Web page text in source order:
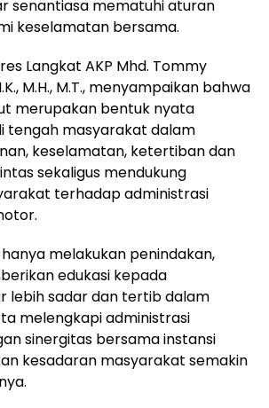
senantiasa mematuhi aturan
keselamatan bersama.
Langkat AKP Mhd. Tommy
M.H., M.T., menyampaikan bahwa
merupakan bentuk nyata
tengah masyarakat dalam
keselamatan, ketertiban dan
sekaligus mendukung
terhadap administrasi
melakukan penindakan,
edukasi kepada
lebih sadar dan tertib dalam
melengkapi administrasi
sinergitas bersama instansi
kesadaran masyarakat semakin